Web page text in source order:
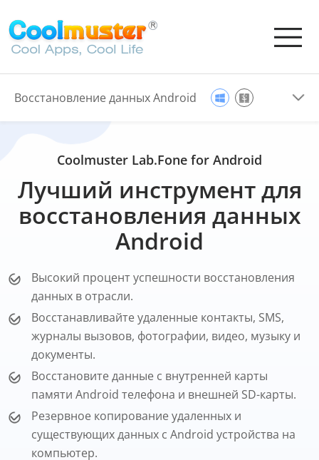
Восстановление данных Android
Coolmuster Lab.Fone for Android
Лучший инструмент для
восстановления данных
Android
Высокий процент успешности восстановления
данных в отрасли.
Восстанавливайте удаленные контакты, SMS,
журналы вызовов, фотографии, видео, музыку и
документы.
Восстановите данные с внутренней карты
памяти Android телефона и внешней SD-карты.
Резервное копирование удаленных и
существующих данных с Android устройства на
компьютер.